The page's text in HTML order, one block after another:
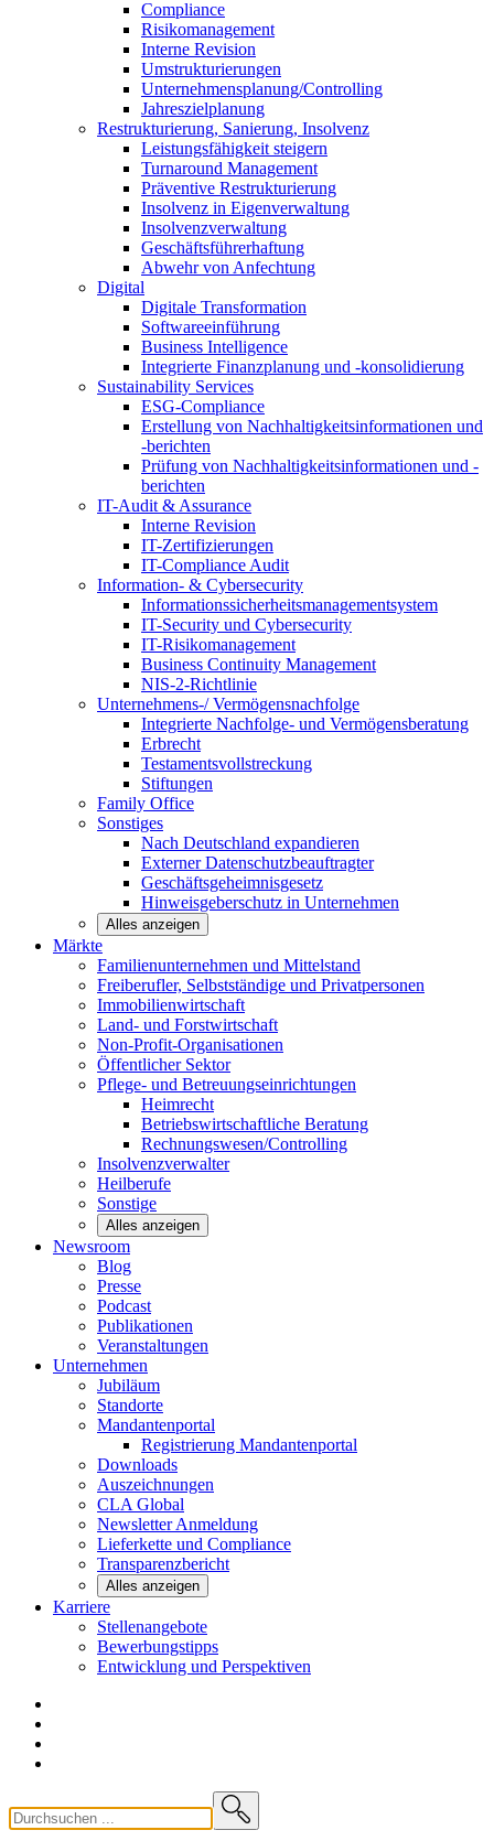
Compliance
Risikomanagement
Interne Revision
Umstrukturierungen
Unternehmensplanung/Controlling
Jahreszielplanung
Restrukturierung, Sanierung, Insolvenz
Leistungsfähigkeit steigern
Turnaround Management
Präventive Restrukturierung
Insolvenz in Eigenverwaltung
Insolvenzverwaltung
Geschäftsführerhaftung
Abwehr von Anfechtung
Digital
Digitale Transformation
Softwareeinführung
Business Intelligence
Integrierte Finanzplanung und -konsolidierung
Sustainability Services
ESG-Compliance
Erstellung von Nachhaltigkeitsinformationen und
-berichten
Prüfung von Nachhaltigkeitsinformationen und -
berichten
IT-Audit & Assurance
Interne Revision
IT-Zertifizierungen
IT-Compliance Audit
Information- & Cybersecurity
Informationssicherheitsmanagementsystem
IT-Security und Cybersecurity
IT-Risikomanagement
Business Continuity Management
NIS-2-Richtlinie
Unternehmens-/Vermögensnachfolge
Integrierte Nachfolge- und Vermögensberatung
Erbrecht
Testamentsvollstreckung
Stiftungen
Family Office
Sonstiges
Nach Deutschland expandieren
Externer Datenschutzbeauftragter
Geschäftsgeheimnisgesetz
Hinweisgeberschutz in Unternehmen
Alles anzeigen
Märkte
Familienunternehmen und Mittelstand
Freiberufler, Selbstständige und Privatpersonen
Immobilienwirtschaft
Land- und Forstwirtschaft
Non-Profit-Organisationen
Öffentlicher Sektor
Pflege- und Betreuungseinrichtungen
Heimrecht
Betriebswirtschaftliche Beratung
Rechnungswesen/Controlling
Insolvenzverwalter
Heilberufe
Sonstige
Alles anzeigen
Newsroom
Blog
Presse
Podcast
Publikationen
Veranstaltungen
Unternehmen
Jubiläum
Standorte
Mandantenportal
Registrierung Mandantenportal
Downloads
Auszeichnungen
CLAGlobal
NewsletterAnmeldung
Lieferkette und Compliance
Transparenzbericht
Alles anzeigen
Karriere
Stellenangebote
Bewerbungstipps
Entwicklung und Perspektiven